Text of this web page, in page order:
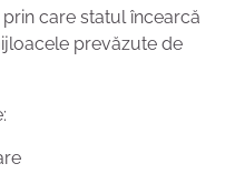
care statul încearcă
prevăzute de